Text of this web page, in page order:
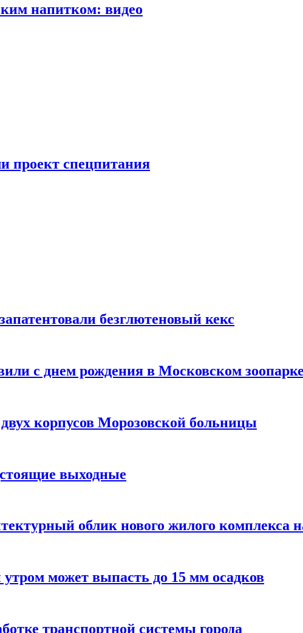
напитком: видео
проект спецпитания
безглютеновый кекс
с днем рождения в Московском зоопарке
корпусов Морозовской больницы
выходные
облик нового жилого комплекса
может выпасть до 15 мм осадков
транспортной системы города